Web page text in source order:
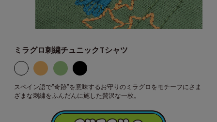
ミラグロ刺繍チュニックTシャツ
スペイン語で”奇跡”を意味するお守りのミラグロをモチーフにさま
ざまな刺繍をふんだんに施した贅沢な一枚。